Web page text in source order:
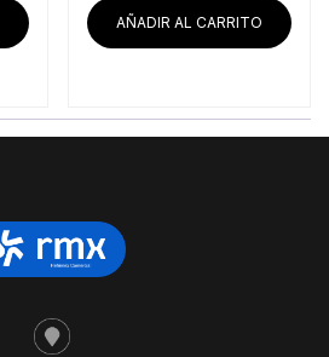
AÑADIR AL CARRITO